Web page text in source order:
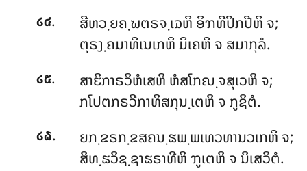
໒໔.
ສີຫວ຺ຍຄ຺ຆຕຣຈ຺ເຉຫິ ອິຠທີປິກປີຫິ ຈ;
ຕຸຣງ຺ຄມາທິເນເກຫິ ມິເຄຫິ ຈ ສມາກຸລໍ.
໒໕.
ສາຬິກາຣວິຫໍເສຫິ ຫໍສໂກຎ຺ຈສຸເວຫິ ຈ;
ກໂປຕກຣວີກາທິສກຸນ຺ເຕຫິ ຈ ກູຊິຕໍ.
໒໖.
ຍກ຺ຂຣກ຺ຂສຄນ຺ຘພ຺ພເທວທານວເກຫິ ຈ;
ສິທ຺ຘວິຊ຺ຊາຘຣາທີຫິ ຠູເຕຫິ ຈ ນິເສວິຕໍ.